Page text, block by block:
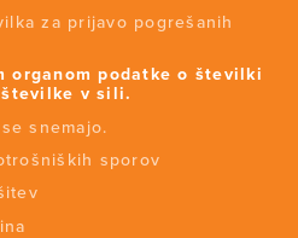
za prijavo pogrešanih
organom podatke o številki
v sili.
snemajo.
sporov